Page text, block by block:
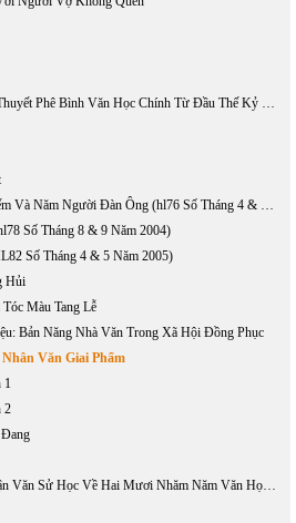
Nguyễn Hưng Quốc: Các Lý Thuyết Phê Bình Văn Học Chính Từ Đầu Thế Kỷ 20 Đến Nay (phần 1)
Truyện Ngắn: Cô Gái Điếm Và Năm Người Đàn Ông (hl76 Số Tháng 4 & 5 Năm 2004)
Số Tháng 8 & 9 Năm 2004)
Số Tháng 4 & 5 Năm 2005)
Hủi
Màu Tang Lễ
Bản Năng Nhà Văn Trong Xã Hội Đồng Phục
Văn Giai Phẩm
1
2
Thử Tìm Một Lối Tiếp Cận Văn Sử Học Về Hai Mươi Nhăm Năm Văn Học Việt Nam Hải Ngoại 1975 - 2000